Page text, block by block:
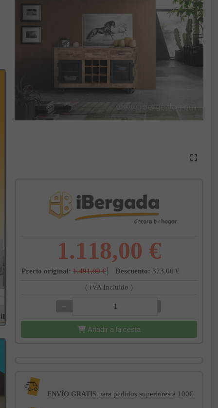
1.118,00 €
Precio original: 1.491,00 € Descuento: 373,00 €
( IVA Incluido )
−
Añadir a la cesta
ENVÍO GRATIS para pedidos superiores a 100€